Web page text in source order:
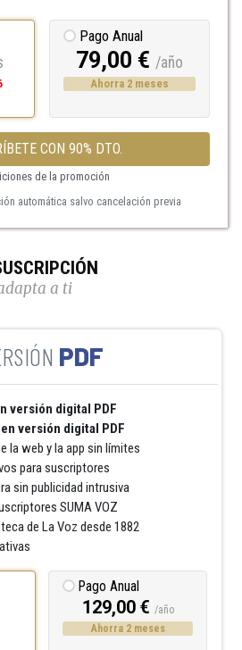
Pago Anual
79,00 € /año
Ahorra 2 meses
CON 90% DTO.
de la promoción
automática salvo cancelación previa
a ti
PDF
versión digital PDF
en versión digital PDF
la web y la app sin límites
para suscriptores
sin publicidad intrusiva
SUMA VOZ
de La Voz desde 1882
Pago Anual
129,00 € /año
Ahorra 2 meses